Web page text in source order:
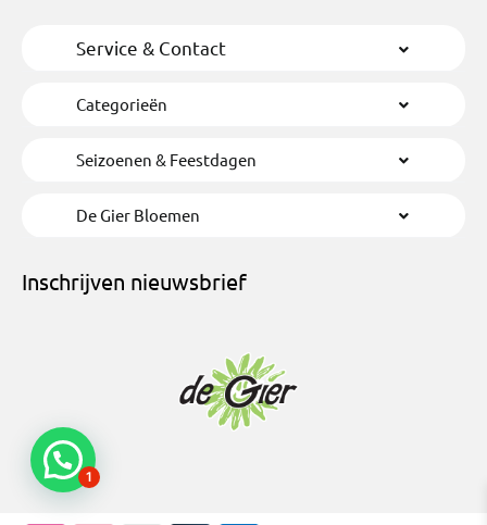
Service & Contact
Categorieën
Seizoenen & Feestdagen
De Gier Bloemen
Inschrijven nieuwsbrief
1